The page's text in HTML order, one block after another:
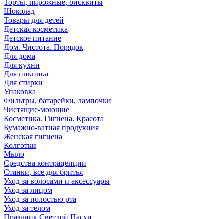
Торты, пирожные, бисквиты
Шоколад
Товары для детей
Детская косметика
Детское питание
Дом. Чистота. Порядок
Для дома
Для кухни
Для пикника
Для стирки
Упаковка
Фильтры, батарейки, лампочки
Чистящие-моющие
Косметика. Гигиена. Красота
Бумажно-ватная продукция
Женская гигиена
Колготки
Мыло
Средства контрацепции
Станки, все для бритья
Уход за волосами и аксессуары
Уход за лицом
Уход за полостью рта
Уход за телом
Праздник Светлой Пасхи